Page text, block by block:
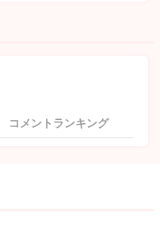
コメントランキング